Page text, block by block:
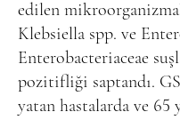
edilen
Klebsiella spp. ve
Enterobacteriaceae
pozitifliği saptandı.
yatan hastalarda ve 65